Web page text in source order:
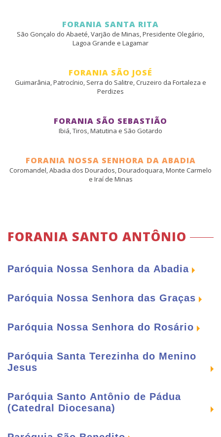
FORANIA SANTA RITA
São Gonçalo do Abaeté, Varjão de Minas, Presidente Olegário,
Lagoa Grande e Lagamar
FORANIA SÃO JOSÉ
Guimarânia, Patrocínio, Serra do Salitre, Cruzeiro da Fortaleza e
Perdizes
FORANIA SÃO SEBASTIÃO
Ibiá, Tiros, Matutina e São Gotardo
FORANIA NOSSA SENHORA DA ABADIA
Coromandel, Abadia dos Dourados, Douradoquara, Monte Carmelo
e Iraí de Minas
FORANIA SANTO ANTÔNIO
Paróquia Nossa Senhora da Abadia
MISSAS E CELEBRAÇÕES
Todo Domingo às 07h00 - Missa
Igreja Nossa Senhora da Abadia
Paróquia Nossa Senhora das Graças
MISSAS E CELEBRAÇÕES
Todo Domingo às 07h00 - Missa
Matriz Nossa Senhora das Graças
Todo Domingo às 09h00 - Missa
Paróquia Nossa Senhora do Rosário
MISSAS E CELEBRAÇÕES
Paróquia Santa Terezinha do Menino
Jesus
MISSAS E CELEBRAÇÕES
Paróquia Santo Antônio de Pádua
(Catedral Diocesana)